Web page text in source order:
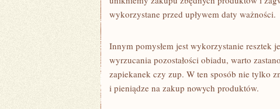
wykorzystane‍ przed ⁢upływem daty ważności.
Innym pomysłem jest wykorzystanie resztek
wyrzucania pozostałości obiadu, warto
zapiekanek⁤ czy zup. W ten sposób nie tylko
i ⁤pieniądze na zakup nowych produktów.